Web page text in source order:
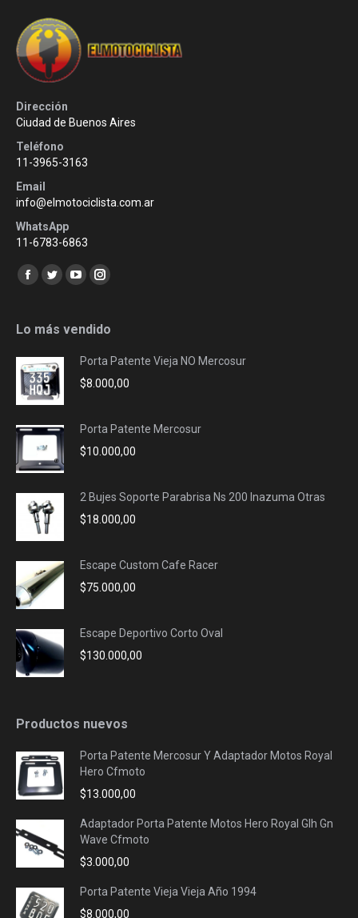
Dirección
Ciudad de Buenos Aires
Teléfono
11-3965-3163
Email
info@elmotociclista.com.ar
WhatsApp
11-6783-6863
Encuéntranos en:
Facebook
opens
new
window
Twitter
opens
new
window
YouTube
opens
new
window
Instagram
opens
new
window
Lo más vendido
Porta Patente Vieja NO Mercosur
$8.000,00
Porta Patente Mercosur
$10.000,00
2 Bujes Soporte Parabrisa Ns 200 Inazuma Otras
$18.000,00
Escape Custom Cafe Racer
$75.000,00
Escape Deportivo Corto Oval
$130.000,00
Productos nuevos
Porta Patente Mercosur Y Adaptador Motos Royal
Hero Cfmoto
$13.000,00
Adaptador Porta Patente Motos Hero Royal Glh Gn
Wave Cfmoto
$3.000,00
Porta Patente Vieja Vieja Año 1994
$8.000,00